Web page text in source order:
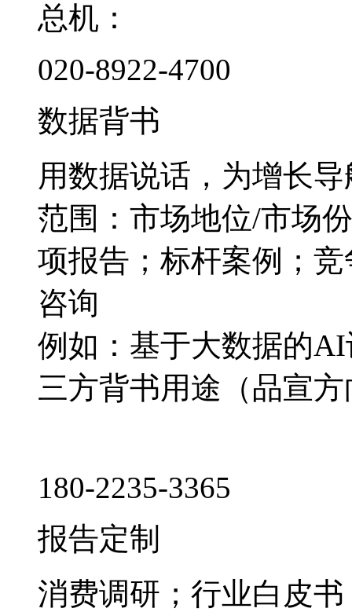
总机：
020-8922-4700
数据背书
用数据说话，为增长导
范围：市场地位/市场
项报告；标杆案例；
咨询
例如：基于大数据的
三方背书用途（品宣
180-2235-3365
报告定制
消费调研；行业白皮